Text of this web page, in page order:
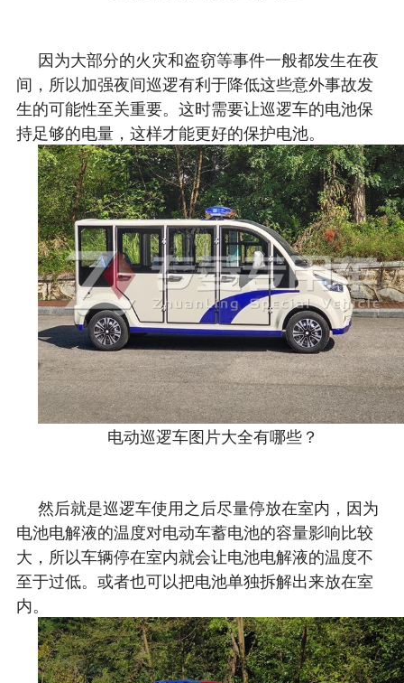
因为大部分的火灾和盗窃等事件一般都发生在夜
间，所以加强夜间巡逻有利于降低这些意外事故发
生的可能性至关重要。这时需要让巡逻车的电池保
持足够的电量，这样才能更好的保护电池。
电动巡逻车图片大全有哪些？
然后就是巡逻车使用之后尽量停放在室内，因为
电池电解液的温度对电动车蓄电池的容量影响比较
大，所以车辆停在室内就会让电池电解液的温度不
至于过低。或者也可以把电池单独拆解出来放在室
内。